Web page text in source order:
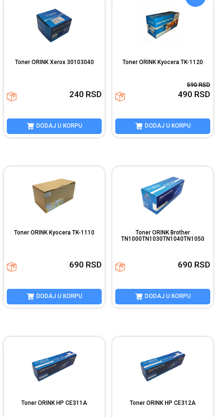
Toner ORINK Xerox 30103040
240 RSD
DODAJ U KORPU
Toner ORINK Kyocera TK-1120
590RSD
490 RSD
DODAJ U KORPU
Toner ORINK Kyocera TK-1110
690 RSD
DODAJ U KORPU
Toner ORINK Brother
TN1000TN1030TN1040TN1050
690 RSD
DODAJ U KORPU
Toner ORINK HP CE311A Toner ORINK HP CE312A